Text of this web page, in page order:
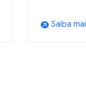
arrow_outward Saiba